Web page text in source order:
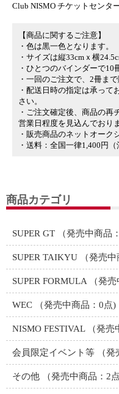
Club NISMO チケットセンタ
【商品に関するご注意】
・色は黒一色となります。
・サイズは縦33cmｘ横
・ひとつのバインダーで10
・一回のご注文で、2冊まで
・配送日時の指定は承って
さい。
・ご注文確定後、商品の再
営業日程度を見込んでおり
・販売商品のネットオーク
・送料：全国一律1,400円（
商品カテゴリ
SUPER GT （発売中商品
SUPER TAIKYU （発売
SUPER FORMULA （発
WEC （発売中商品：0点)
NISMO FESTIVAL （発
会員限定イベント等 （
その他 （発売中商品：2